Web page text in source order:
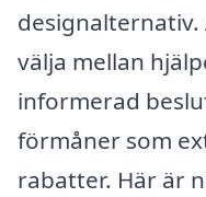
välja mellan
informerad
förmåner som
rabatter. Här är